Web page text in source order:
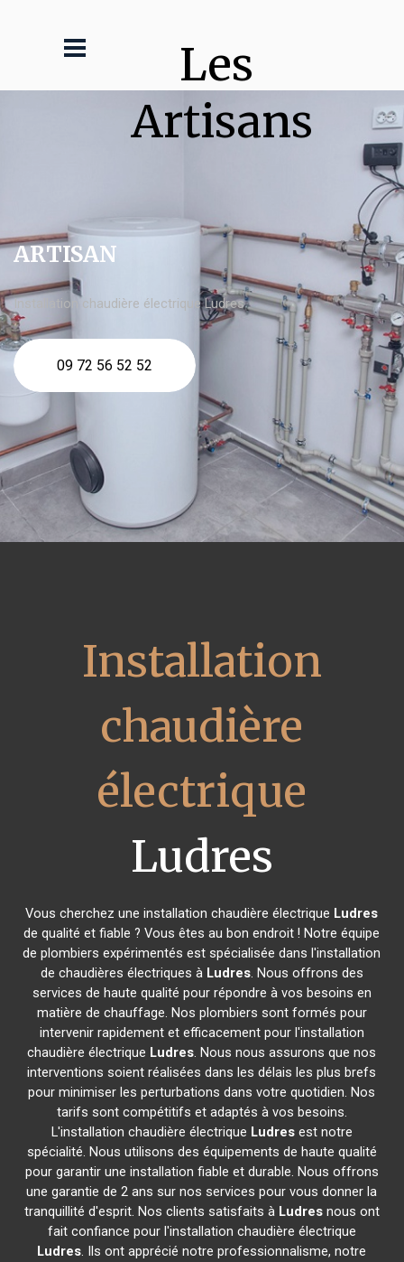
Les
Artisans
ARTISAN
Installation chaudière électrique Ludres
09 72 56 52 52
Installation
chaudière
électrique
Ludres
Vous cherchez une installation chaudière électrique Ludres
de qualité et fiable ? Vous êtes au bon endroit ! Notre équipe
de plombiers expérimentés est spécialisée dans l'installation
de chaudières électriques à Ludres. Nous offrons des
services de haute qualité pour répondre à vos besoins en
matière de chauffage. Nos plombiers sont formés pour
intervenir rapidement et efficacement pour l'installation
chaudière électrique Ludres. Nous nous assurons que nos
interventions soient réalisées dans les délais les plus brefs
pour minimiser les perturbations dans votre quotidien. Nos
tarifs sont compétitifs et adaptés à vos besoins.
L'installation chaudière électrique Ludresest notre
spécialité. Nous utilisons des équipements de haute qualité
pour garantir une installation fiable et durable. Nous offrons
une garantie de 2 ans sur nos services pour vous donner la
tranquillité d'esprit. Nos clients satisfaits à Ludresnous ont
fait confiance pour l'installation chaudière électrique
Ludres. Ils ont apprécié notre professionnalisme, notre